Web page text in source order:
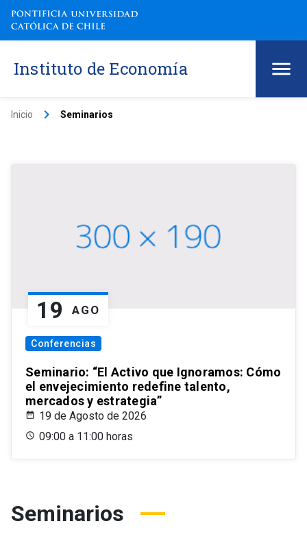
Instituto de Economía
Inicio keyboard_arrow_right Seminarios
19 AGO
Conferencias
Seminario: “El Activo que Ignoramos: Cómo
el envejecimiento redefine talento,
mercados y estrategia”
19 de Agosto de 2026
09:00 a 11:00 horas
Seminarios